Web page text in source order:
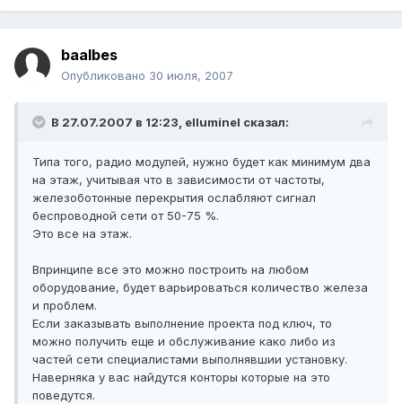
baalbes
Опубликовано 30 июля, 2007
В 27.07.2007 в 12:23, elluminel сказал:
Типа того, радио модулей, нужно будет как минимум два
на этаж, учитывая что в зависимости от частоты,
железоботонные перекрытия ослабляют сигнал
беспроводной сети от 50-75 %.
Это все на этаж.
Впринципе все это можно построить на любом
оборудование, будет варьироваться количество железа
и проблем.
Если заказывать выполнение проекта под ключ, то
можно получить еще и обслуживание како либо из
частей сети специалистами выполнявшии установку.
Наверняка у вас найдутся конторы которые на это
поведутся.